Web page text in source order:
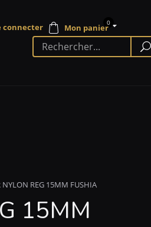
0
NYLON REG 15MM FUSHIA
15MM